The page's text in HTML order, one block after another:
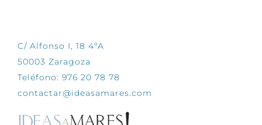
C/ Alfonso I, 18 4ºA
50003 Zaragoza
Teléfono: 976 20 78 78
contactar@ideasamares.com